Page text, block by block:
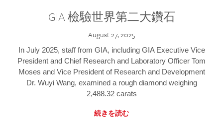
GIA 檢驗世界第二大鑽石
August 27, 2025
In July 2025, staff from GIA, including GIA Executive Vice
President and Chief Research and Laboratory Officer Tom
Moses and Vice President of Research and Development
Dr. Wuyi Wang, examined a rough diamond weighing
2,488.32 carats
続きを読む